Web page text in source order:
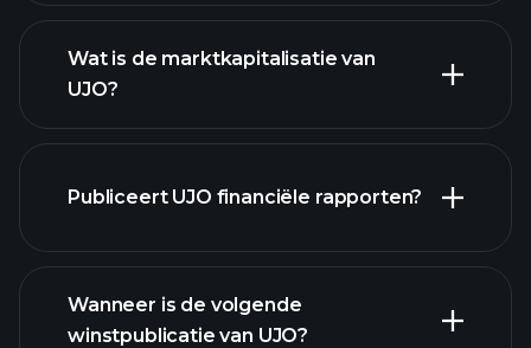
UJO
grafiek.
Wat is de marktkapitalisatie van
UJO?
onze lijst van aandelen
Publiceert UJO financiële rapporten?
UJO financiële gegevens
Wanneer is de volgende
winstpublicatie van UJO?